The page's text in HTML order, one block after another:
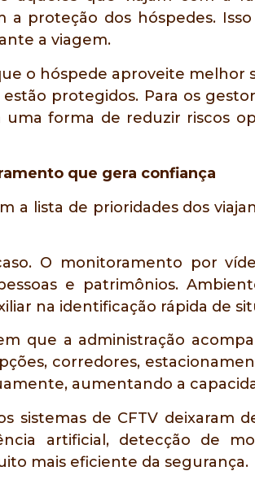
a proteção dos hóspedes.
a viagem.
o hóspede aproveite melhor
protegidos. Para os
forma de reduzir riscos
que gera confiança
a lista de prioridades dos
O monitoramento por
e patrimônios.
na identificação rápida de
que a administração
corredores,
aumentando a
sistemas de CFTV
artificial, detecção de
mais eficiente da segurança.